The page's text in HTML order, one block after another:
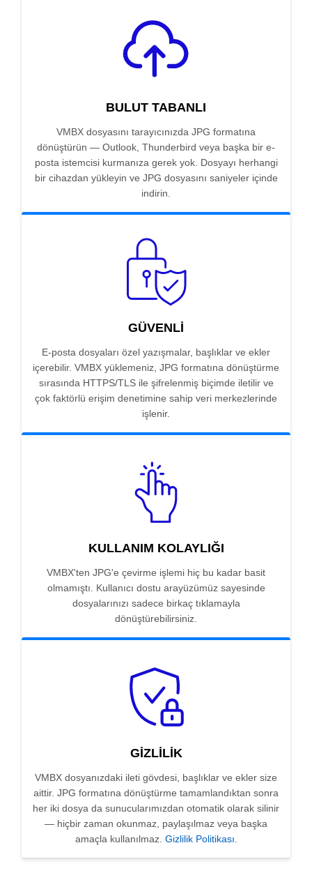
BULUT TABANLI
VMBX dosyasını tarayıcınızda JPG formatına
dönüştürün — Outlook, Thunderbird veya başka bir e-
posta istemcisi kurmanıza gerek yok. Dosyayı herhangi
bir cihazdan yükleyin ve JPG dosyasını saniyeler içinde
indirin.
GÜVENLI
E-posta dosyaları özel yazışmalar, başlıklar ve ekler
içerebilir. VMBX yüklemeniz, JPG formatına dönüştürme
sırasında HTTPS/TLS ile şifrelenmiş biçimde iletilir ve
çok faktörlü erişim denetimine sahip veri merkezlerinde
işlenir.
KULLANIM KOLAYLIĞI
VMBX'ten JPG'e çevirme işlemi hiç bu kadar basit
olmamıştı. Kullanıcı dostu arayüzümüz sayesinde
dosyalarınızı sadece birkaç tıklamayla
dönüştürebilirsiniz.
GIZLILIK
VMBX dosyanızdaki ileti gövdesi, başlıklar ve ekler size
aittir. JPG formatına dönüştürme tamamlandıktan sonra
her iki dosya da sunucularımızdan otomatik olarak silinir
— hiçbir zaman okunmaz, paylaşılmaz veya başka
amaçla kullanılmaz. Gizlilik Politikası